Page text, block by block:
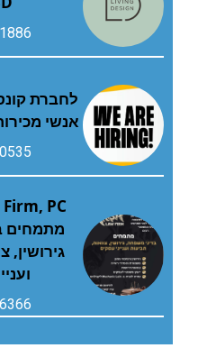
לחברת
אנשי
מתמחים
גירושין,